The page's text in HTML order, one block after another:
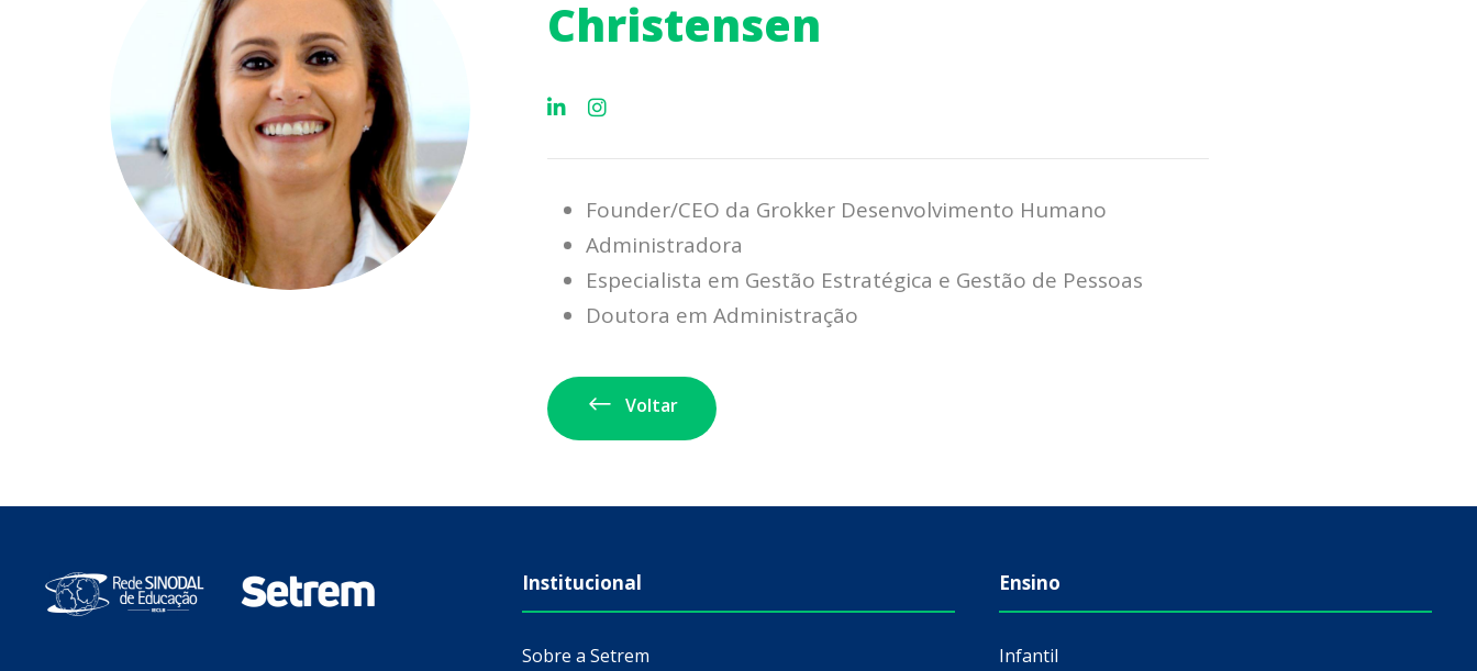
Christensen
Founder/CEO da Grokker Desenvolvimento Humano
Administradora
Especialista em Gestão Estratégica e Gestão de Pessoas
Doutora em Administração
Voltar
Institucional
Sobre a Setrem
Ensino
Infantil